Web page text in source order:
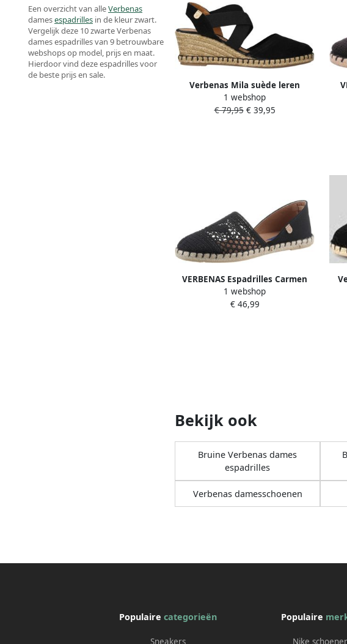
Een overzicht van alleVerbenas
damesespadrilles in de kleur zwart.
Vergelijk deze 10 zwarte Verbenas
dames espadrilles van 9 betrouwbare
webshops op model, prijs en maat.
Hierdoor vind deze espadrilles voor
de beste prijs en sale.
Verbenas Mila suède leren
espadrilles zwart
1 webshop
€ 79,95€ 39,95
VERBENAS Espadrilles Carmen
Crochet-Lino Paris slippers
zomerschoen strandschoen in
1 webshop
€ 46,99
Bekijk ook
Bruine Verbenas dames
espadrilles
Verbenas damesschoenen
Populairecategorieën
Sneakers
Populaire
Nike